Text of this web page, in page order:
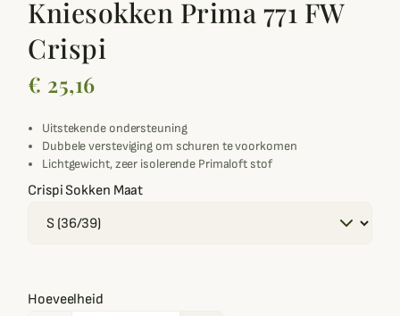
Kniesokken Prima 771 FW
Crispi
€ 25,16
Uitstekende ondersteuning
Dubbele versteviging om schuren te voorkomen
Lichtgewicht, zeer isolerende Primaloft stof
Crispi Sokken Maat
Hoeveelheid